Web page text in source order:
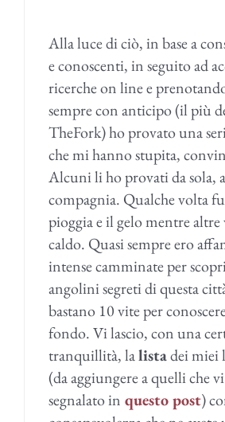
Alla luce di ciò, in base a
e conoscenti, in seguito ad
ricerche on line e
sempre con anticipo (il più
TheFork) ho provato una
che mi hanno stupita,
Alcuni li ho provati da sola,
compagnia. Qualche volta
pioggia e il gelo mentre
caldo. Quasi sempre ero
intense camminate per
angolini segreti di questa
bastano 10 vite per
fondo. Vi lascio, con una
tranquillità, lalistadei miei
(da aggiungere a quelli che
segnalato in questo post)